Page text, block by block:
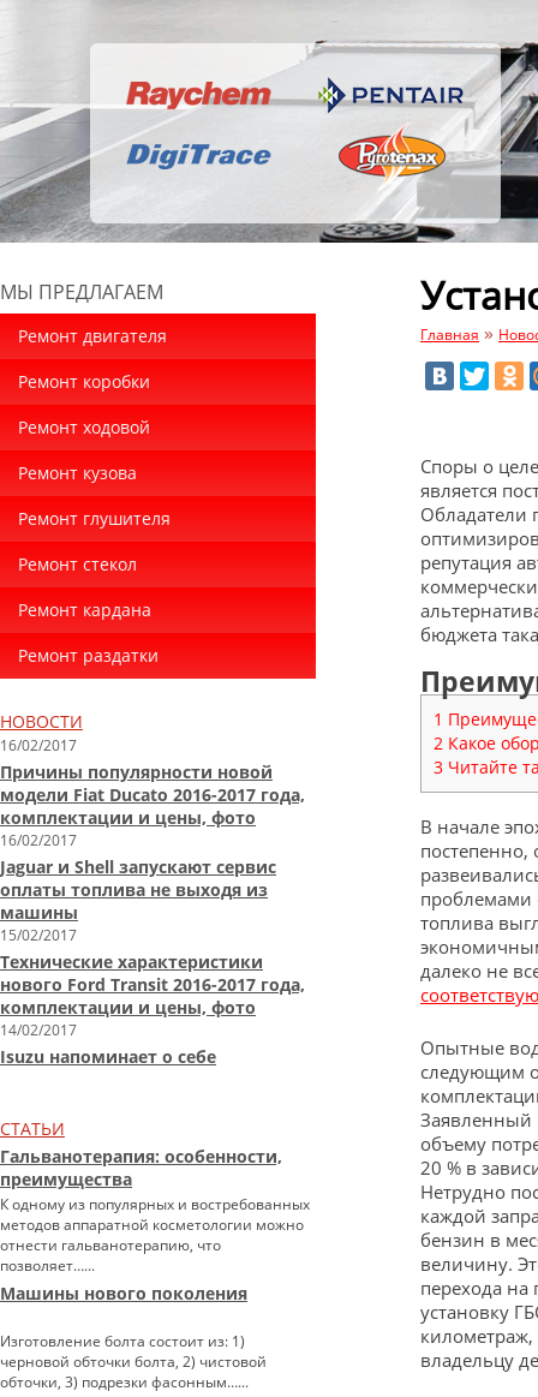
МЫ ПРЕДЛАГАЕМ
Ремонт двигателя
Ремонт коробки
Ремонт ходовой
Ремонт кузова
Ремонт глушителя
Ремонт стекол
Ремонт кардана
Ремонт раздатки
НОВОСТИ
16/02/2017
Причины популярности новой
модели Fiat Ducato 2016-2017 года,
комплектации и цены, фото
16/02/2017
Jaguar и Shell запускают сервис
оплаты топлива не выходя из
машины
15/02/2017
Технические характеристики
нового Ford Transit 2016-2017 года,
комплектации и цены, фото
14/02/2017
Isuzu напоминает о себе
СТАТЬИ
Гальванотерапия: особенности,
преимущества
К одному из популярных и востребованных
методов аппаратной косметологии можно
отнести гальванотерапию, что
позволяет…...
Машины нового поколения
Изготовление болта состоит из: 1)
черновой обточки болта, 2) чистовой
обточки, 3) подрезки фасонным…...
Главная »
Споры о
является
Обладатели
репутация
бюджета
1
2 Какое
3 Читайте
В начале
проблемами
топлива
далеко не
Опытные
следующим
Заявленный
объему
20 % в
Нетрудно
каждой
бензин в
величину.
перехода на
установку
владельцу